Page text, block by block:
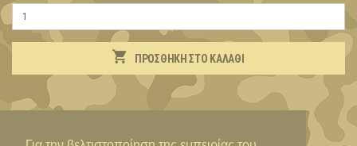
ΠΡΟΣΘΉΚΗ ΣΤΟ ΚΑΛΆΘΙ
ΠΕΡΙΓΡΑΦΉ